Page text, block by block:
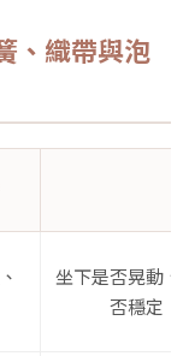
、織帶與泡
坐下是否晃動、
否穩定，